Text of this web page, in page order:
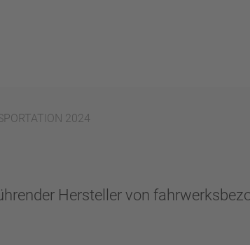
2024
Hersteller von